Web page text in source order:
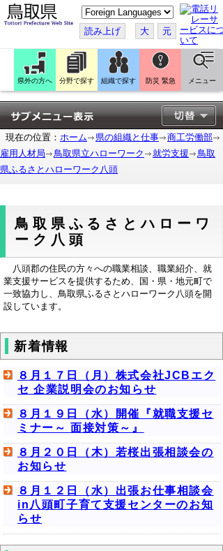
こ
の
ペ
ー
ジ
翻
訳
す
る
読み上げ 大 元
県外の方へ 分野で探す 組織で探す 防災 緊急 メニュー
現在の位置： ホーム 県の組織と仕事
商工労働部
雇用人材局
鳥取県立ハローワーク 就労支援
鳥取
県ふるさとハローワーク八頭
鳥取県ふるさとハローワ
ーク八頭
八頭郡の住民の方々への職業相談、職業紹介、就
業支援サービスを提供するため、国・県・地元町で
一致協力し、鳥取県ふるさとハローワーク八頭を開
設しています。
新着情報
８月１７日（月）株式会社JCBエク
セ 企業説明会のお知らせ
８月１９日（水）開催『就職支援セ
ミナー～ 面接対策～』
８月２０日（木）若桜出張相談会の
お知らせ
８月１２日（水）出張お仕事相談会
in八頭町子育て支援センターのお知
らせ